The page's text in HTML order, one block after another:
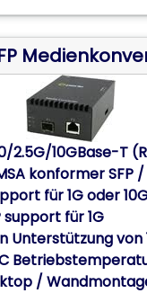
2.5G/10GBase-T
konformer SFP /
für 1G oder
support für 1G
Unterstützung von
/